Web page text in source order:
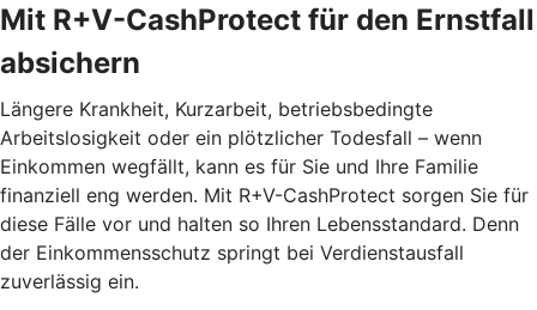
Mit R+V-CashProtect für den Ernstfall
absichern
Längere Krankheit, Kurzarbeit, betriebsbedingte
Arbeitslosigkeit oder ein plötzlicher Todesfall – wenn
Einkommen wegfällt, kann es für Sie und Ihre Familie
finanziell eng werden. Mit R+V-CashProtect sorgen Sie für
diese Fälle vor und halten so Ihren Lebensstandard. Denn
der Einkommensschutz springt bei Verdienstausfall
zuverlässig ein.